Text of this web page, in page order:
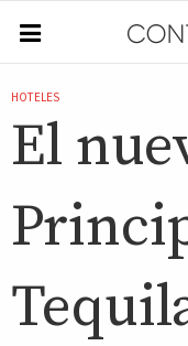
HOTELES
El